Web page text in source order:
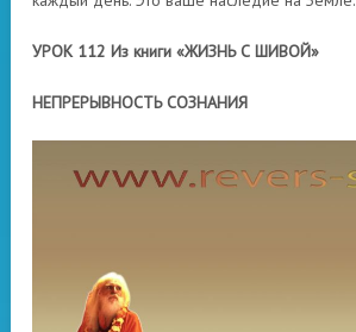
УРОК 112 Из книги «ЖИЗНЬ С ШИВОЙ»
НЕПРЕРЫВНОСТЬ СОЗНАНИЯ